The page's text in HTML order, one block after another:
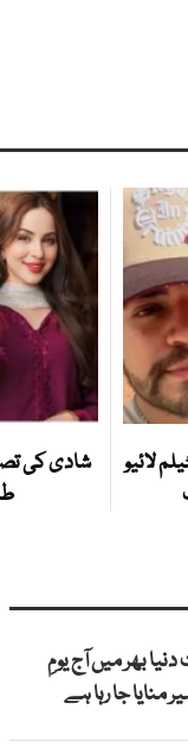
لائیو
شادی کی
بھر میں آج یومِ
جا رہا ہے